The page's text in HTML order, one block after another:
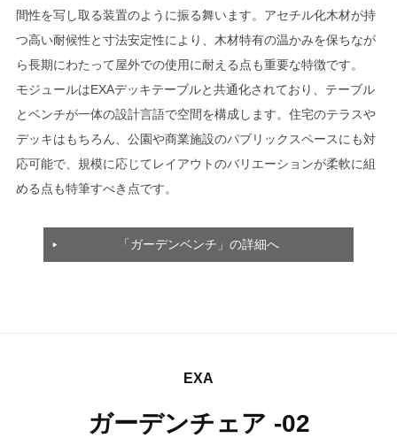
間性を写し取る装置のように振る舞います。アセチル化木材が持
つ高い耐候性と寸法安定性により、木材特有の温かみを保ちなが
ら長期にわたって屋外での使用に耐える点も重要な特徴です。
モジュールはEXAデッキテーブルと共通化されており、テーブル
とベンチが一体の設計言語で空間を構成します。住宅のテラスや
デッキはもちろん、公園や商業施設のパブリックスペースにも対
応可能で、規模に応じてレイアウトのバリエーションが柔軟に組
める点も特筆すべき点です。
「ガーデンベンチ」の詳細へ
EXA
ガーデンチェア -02